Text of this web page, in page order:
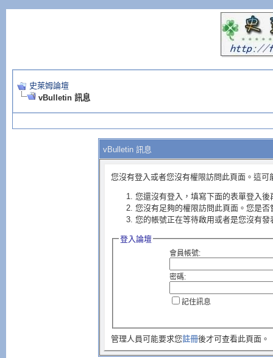
史萊姆論壇
vBulletin 訊息
vBulletin 訊息
您沒有登入或者您沒有權限訪問此頁面。這可
您還沒有登入，填寫下面的表單登入後
您沒有足夠的權限訪問此頁面。您是
您的帳號正在等待啟用或者是您沒有發
登入論壇
會員帳號:
密碼:
記住訊息
管理人員可能要求您註冊後才可查看此頁面。